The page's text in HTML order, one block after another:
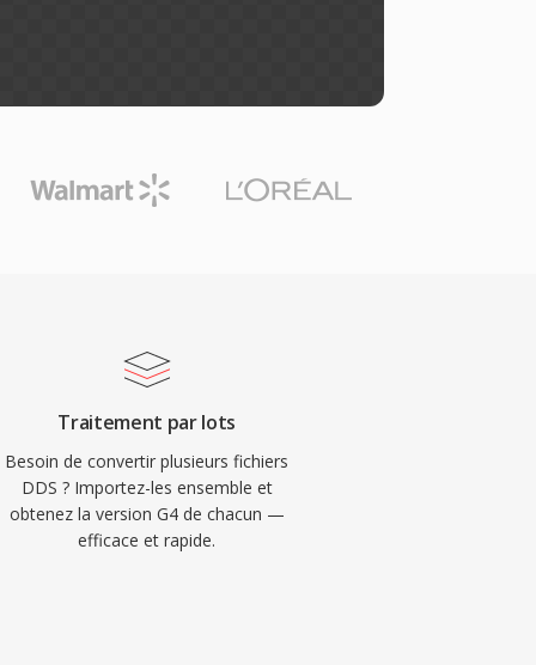
Traitement par lots
Besoin de convertir plusieurs fichiers
DDS ? Importez-les ensemble et
obtenez la version G4 de chacun —
efficace et rapide.